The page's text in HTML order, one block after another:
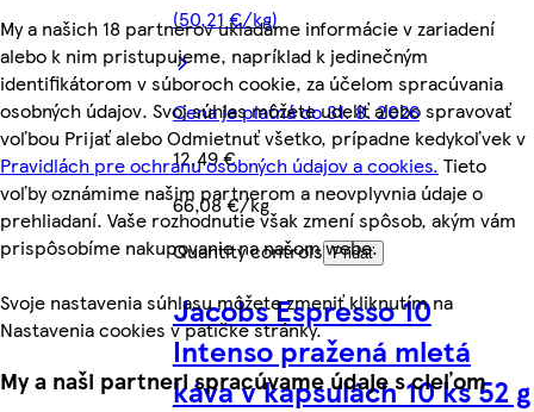
My a našich 18 partnerov ukladáme informácie v zariadení
alebo k nim pristupujeme, napríklad k jedinečným
identifikátorom v súboroch cookie, za účelom spracúvania
osobných údajov. Svoj súhlas môžete udeliť alebo spravovať
voľbou Prijať alebo Odmietnuť všetko, prípadne kedykoľvek v
Pravidlách pre ochranu osobných údajov a cookies. Tieto
voľby oznámime našim partnerom a neovplyvnia údaje o
prehliadaní. Vaše rozhodnutie však zmení spôsob, akým vám
prispôsobíme nakupovanie na našom webe.
Svoje nastavenia súhlasu môžete zmeniť kliknutím na
Nastavenia cookies v pätičke stránky.
My a naši partneri spracúvame údaje s cieľom
(50,21 €/kg)
Cena je platná do 31. 8. 2026
12,49 €
66,08 €/kg
Quantity controls Pridať
Jacobs Espresso 10
Intenso pražená mletá
káva v kapsulách 10 ks 52 g